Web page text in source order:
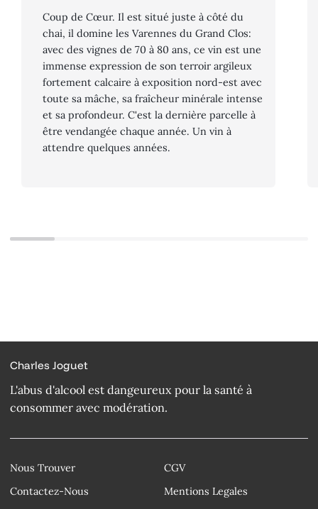
Coup de Cœur. Il est situé juste à côté du
chai, il domine les Varennes du Grand Clos:
avec des vignes de 70 à 80 ans, ce vin est une
immense expression de son terroir argileux
fortement calcaire à exposition nord-est avec
toute sa mâche, sa fraîcheur minérale intense
et sa profondeur. C'est la dernière parcelle à
être vendangée chaque année. Un vin à
attendre quelques années.
Charles Joguet
L'abus d'alcool est dangeureux pour la santé à
consommer avec modération.
Nous Trouver
Contactez-Nous
CGV
Mentions Legales